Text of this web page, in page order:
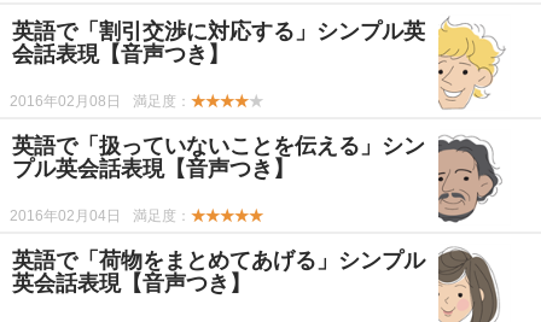
英語で「割引交渉に対応する」シンプル英
会話表現【音声つき】
2016年02月08日 満足度： ★★★★★
英語で「扱っていないことを伝える」シン
プル英会話表現【音声つき】
2016年02月04日 満足度： ★★★★★
英語で「荷物をまとめてあげる」シンプル
英会話表現【音声つき】